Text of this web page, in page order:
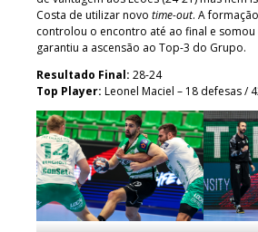
Costa de utilizar novo time-out. A
controlou o encontro até ao final e
garantiu a ascensão ao Top-3 do Grupo.
Resultado Final: 28-24
Top Player: Leonel Maciel – 18 defesas /